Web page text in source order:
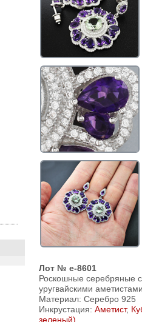
Лот № e-8601
Роскошные серебряные
уругвайскими
Материал: Серебро 925
Инкрустация: Аметист,
зеленый)